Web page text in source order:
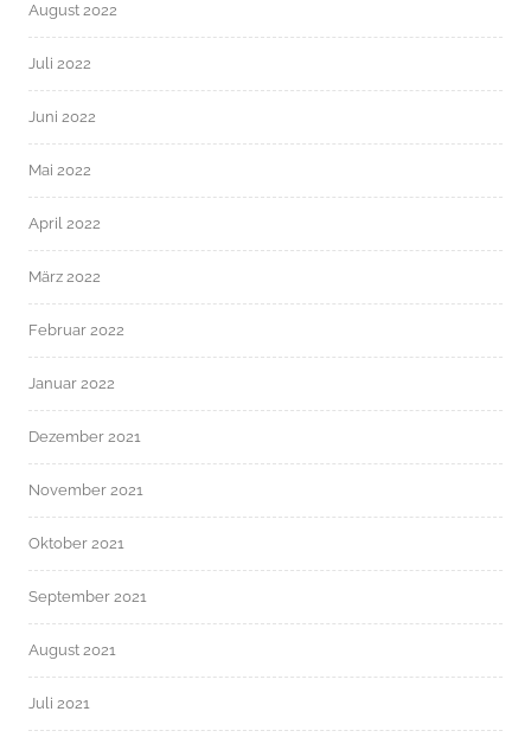
August 2022
Juli 2022
Juni 2022
Mai 2022
April 2022
März 2022
Februar 2022
Januar 2022
Dezember 2021
November 2021
Oktober 2021
September 2021
August 2021
Juli 2021